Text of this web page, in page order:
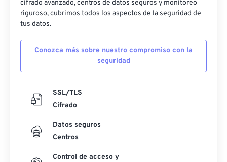
cifrado avanzado, centros de datos seguros y monitoreo
riguroso, cubrimos todos los aspectos de la seguridad de
tus datos.
Conozca más sobre nuestro compromiso con la
seguridad
SSL/TLS
Cifrado
Datos seguros
Centros
Control de acceso y